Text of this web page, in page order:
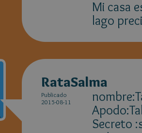
Mi casa
lago
RataSalma
Publicado
2015-08-11
Secreto